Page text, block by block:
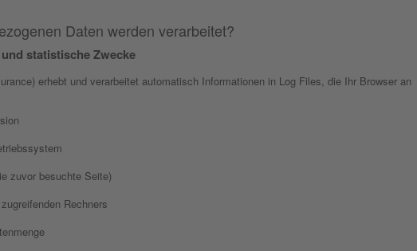
Daten werden verarbeitet?
statistische Zwecke
erhebt und verarbeitet automatisch Informationen in Log Files, die Ihr Browser an
zuvor besuchte Seite)
Rechners